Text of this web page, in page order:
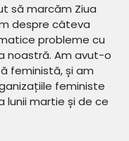
să marcăm Ziua
despre câteva
probleme cu
noastră. Am avut-o
feministă, și am
feministe
martie și de ce